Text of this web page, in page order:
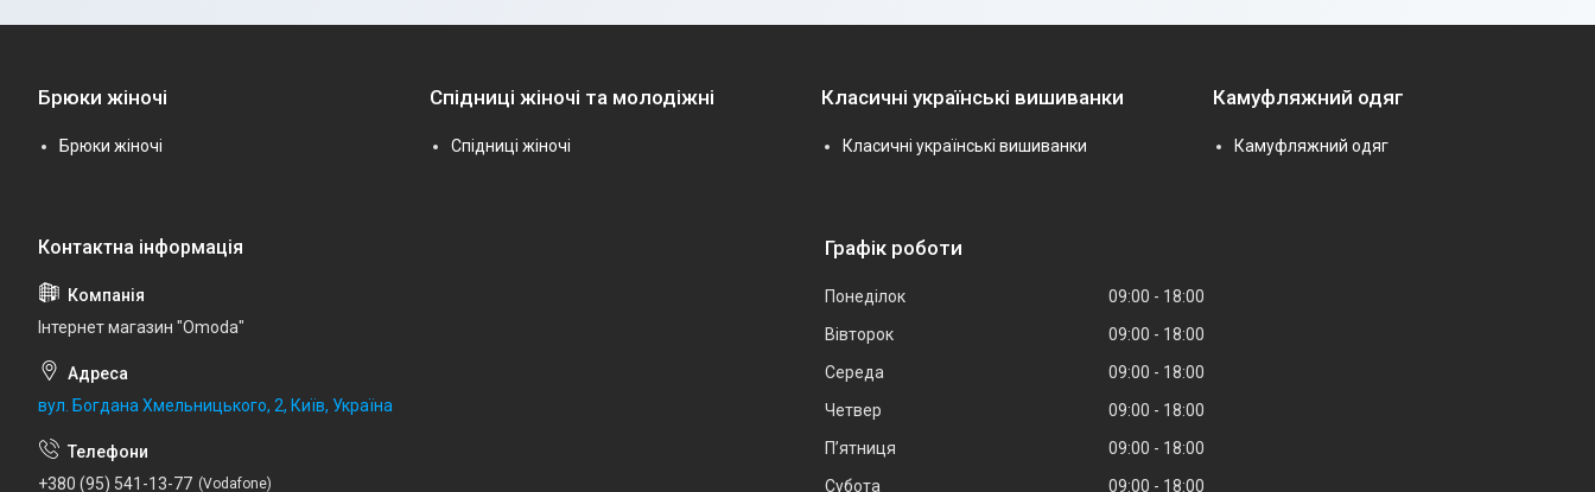
Брюки жіночі
Брюки жіночі
Спідниці жіночі та молодіжні
Спідниці жіночі
Класичні українські вишиванки
Класичні українські вишиванки
Камуфляжний одяг
Камуфляжний одяг
Інтернет магазин "Omoda"
вул. Богдана Хмельницького, 2, Київ, Україна
+380 (95) 541-13-77 Vodafone
Графік роботи
Понеділок 09:00
18:00
Вівторок
09:00
18:00
Середа
09:00
18:00
Четвер
09:00
18:00
Пʼятниця
09:00
18:00
Субота
09:00 18:00